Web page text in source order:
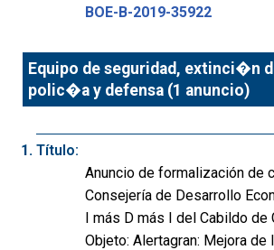
BOE-B-2019-35922
Equipo de seguridad, extinci�n
polic�a y defensa (1 anuncio)
Título:
Anuncio de formalización de
Consejería de Desarrollo
I más D más I del Cabildo de
Objeto: Alertagran: Mejora